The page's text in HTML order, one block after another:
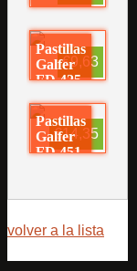
Pastillas
Galfer
FD 425
€9,63
Pastillas
Galfer
FD 451
€14,35
volver a la lista